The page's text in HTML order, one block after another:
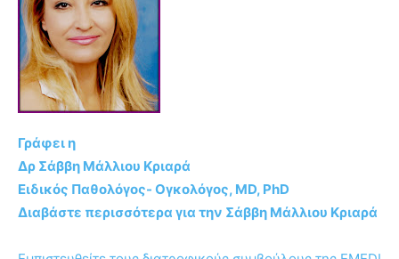
Γράφει η
Δρ Σάββη Μάλλιου Κριαρά
Ειδικός Παθολόγος- Ογκολόγος, MD, PhD
Διαβάστε περισσότερα για την Σάββη Μάλλιου Κριαρά